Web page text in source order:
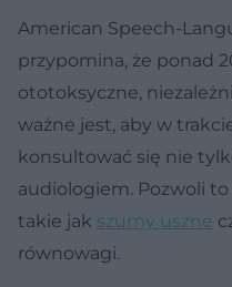
American Speech-
przypomina, że ponad
ototoksyczne,
ważne jest, aby w
konsultować się nie
audiologiem. Pozwoli
takie jak szumy uszne
równowagi.